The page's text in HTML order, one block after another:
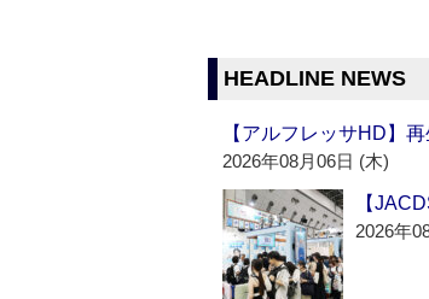
HEADLINE NEWS
【アルフレッサHD】
2026年08月06日 (木)
【
2026年